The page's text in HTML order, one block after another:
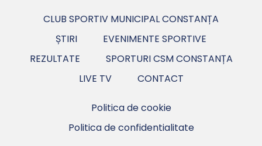
CLUB SPORTIV MUNICIPAL CONSTANȚA
ȘTIRI
EVENIMENTE SPORTIVE
REZULTATE
SPORTURI CSM CONSTANȚA
LIVE TV
CONTACT
Politica de cookie
Politica de confidentialitate